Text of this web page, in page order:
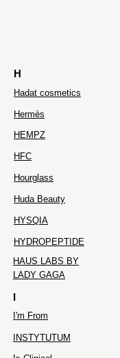
HYSQIA
INSTYTUTUM
Huda Beauty
Hourglass
Hadat cosmetics
HYDROPEPTIDE
HAUS LABS BY
LADY GAGA
Hermès
HFC
I'm From
H
I
HEMPZ